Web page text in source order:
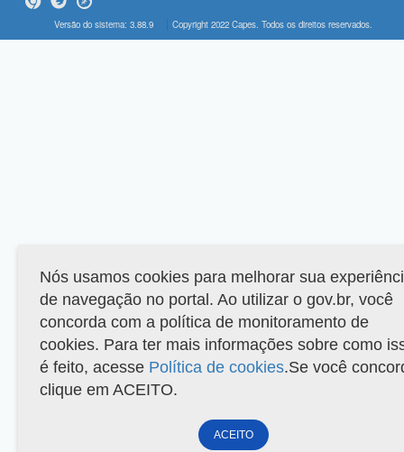
Versão do sistema: 3.88.9 Copyright 2022 Capes. Todos os direitos reservados.
Nós usamos cookies para melhorar sua
de navegação no portal. Ao utilizar o gov.br, você
concorda com a política de monitoramento de
cookies. Para ter mais informações sobre como
é feito, acesse Política de cookies.Se você
clique em ACEITO.
ACEITO